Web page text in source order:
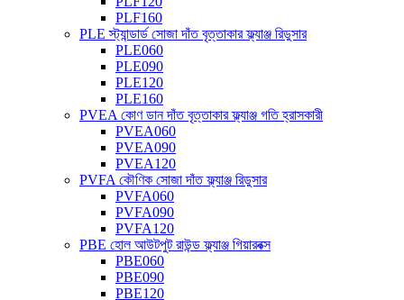
PLF160
PLE স্ট্যান্ডার্ড সোজা দাঁত বৃত্তাকার ফ্ল্যাঞ্জ রিডুসার
PLE060
PLE090
PLE120
PLE160
PVEA কোণ ডান দাঁত বৃত্তাকার ফ্ল্যাঞ্জ গতি হ্রাসকারী
PVEA060
PVEA090
PVEA120
PVFA কৌণিক সোজা দাঁত ফ্ল্যাঞ্জ রিডুসার
PVFA060
PVFA090
PVFA120
PBE হোল আউটপুট রাউন্ড ফ্ল্যাঞ্জ গিয়ারবক্স
PBE060
PBE090
PBE120